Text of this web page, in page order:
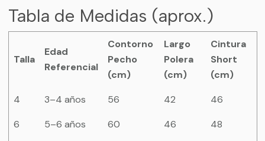
Tabla de Medidas (aprox.)
Talla
Edad
Referencial
Contorno
Pecho
(cm)
Largo
Polera
(cm)
Cintura
Short
(cm)
4
3–4 años 56 42
46
6
5–6 años 60 46
48